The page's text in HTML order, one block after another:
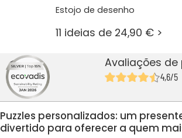
Estojo de desenho
11 ideias de 24,90 € >
Avaliações de
4,6/5
Puzzles personalizados: um
divertido para oferecer a quem